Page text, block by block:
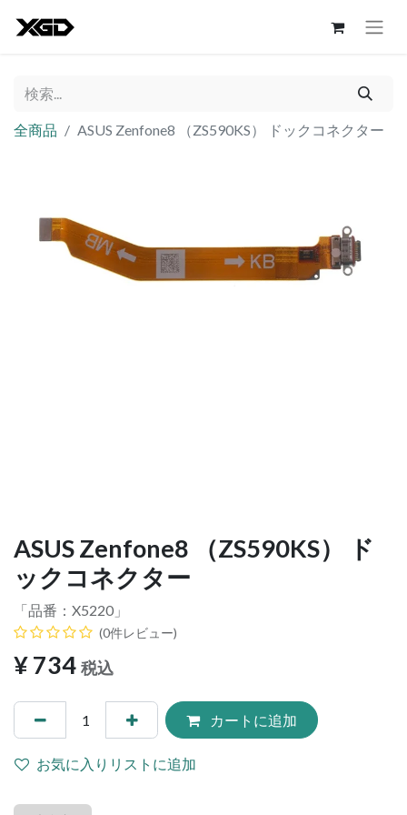
全商品 ASUS Zenfone8 （ZS590KS） ドックコネクター
ASUS Zenfone8 （ZS590KS） ド
ックコネクター
「品番： X5220 」
(0件レビュー)
¥734 税込
カートに追加
お気に入りリストに追加